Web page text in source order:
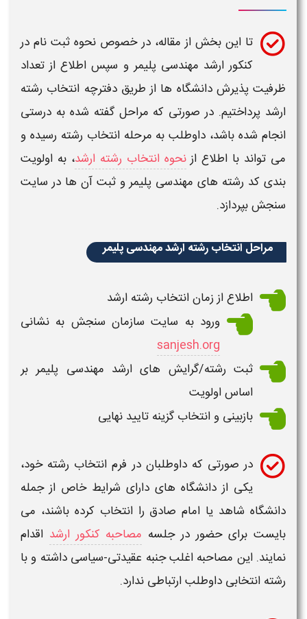
تا این بخش از مقاله، در خصوص نحوه ثبت نام در
کنکور ارشد مهندسی پلیمر​و سپس اطلاع از تعداد
ظرفیت پذیرش دانشگاه ها از طریق دفترچه انتخاب رشته
ارشد پرداختیم. در صورتی که مراحل گفته شده به درستی
انجام شده باشد، داوطلب به مرحله انتخاب رشته رسیده و
می تواند با اطلاع ازنحوه انتخاب رشته ارشد، به اولویت
بندی کد رشته های مهندسی پلیمر​و ثبت آن ها در سایت
سنجش بپردازد.
مراحل انتخاب رشته ارشد مهندسی پلیمر​
اطلاع از زمانانتخاب رشته ارشد
ورود به سایت سازمان سنجش به نشانی
sanjesh.org
ثبت رشته/گرایش های ارشد مهندسی پلیمر​ بر
اساس اولویت
بازبینی وانتخاب گزینه تایید نهایی
در صورتی که داوطلبان در فرم انتخاب رشتهخود،
یکی از دانشگاه های دارای شرایط خاص از جمله
دانشگاه شاهد یا امام صادق را انتخاب کرده باشند، می
بایست برای حضور در جلسه مصاحبه کنکور ارشد اقدام
نمایند. این مصاحبه اغلب جنبه عقیدتی-سیاسی داشته و با
رشته انتخابی داوطلب ارتباطی ندارد.